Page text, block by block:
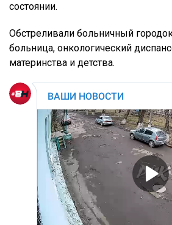
состоянии.
Обстреливали больничный
больница, онкологический
материнства и детства.